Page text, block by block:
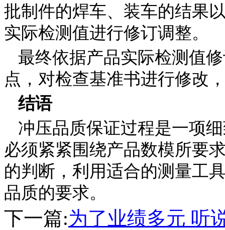
批制件的焊车、装车的结果
实际检测值进行修订调整。
最终依据产品实际检测值
点，对检查基准书进行修改
结语
冲压品质保证过程是一项
必须紧紧围绕产品数模所要
的判断，利用适合的测量工
品质的要求。
下一篇:为了业绩多元 听